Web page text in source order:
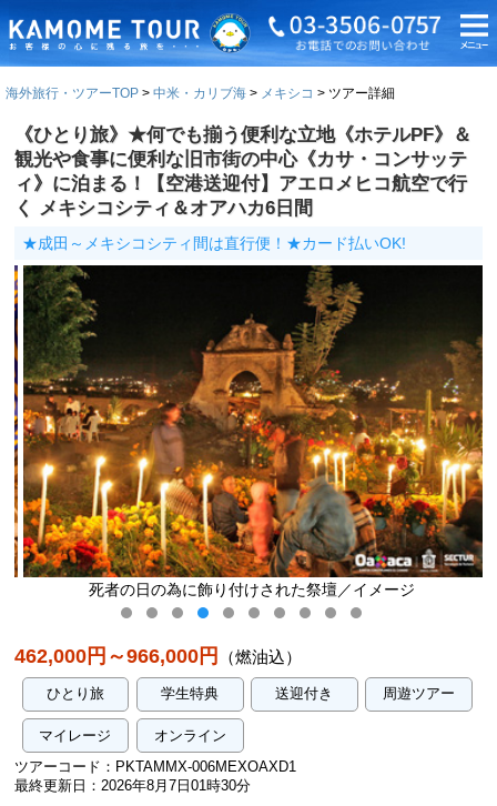
海外旅行・ツアーTOP 中米・カリブ海 メキシコ ツアー詳細
《ひとり旅》★何でも揃う便利な立地《ホテルPF》＆
観光や食事に便利な旧市街の中心《カサ・コンサッテ
ィ》に泊まる！【空港送迎付】アエロメヒコ航空で行
く メキシコシティ＆オアハカ6日間
★成田～メキシコシティ間は直行便！★カード払いOK!
死者の日の為に飾り付けされた祭壇／イメージ
462,000円～966,000円 （燃油込）
ひとり旅 学生特典 送迎付き 周遊ツアー
マイレージ
オンライン
ツアーコード：PKTAMMX-006MEXOAXD1
最終更新日：2026年8月7日01時30分